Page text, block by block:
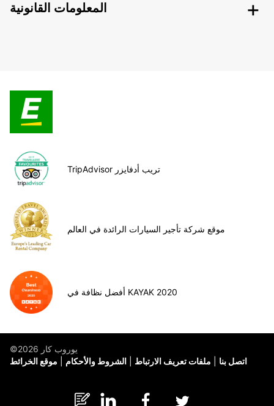
المعلومات القانونية
TripAdvisor تريب أدفايزر
موقع شركة تأجير السيارات الرائدة في العالم
أفضل نظافة في KAYAK 2020
©يوروب كار 2026
موقع الخرائط
الشروط والأحكام ملفات تعريف الارتباط اتصل بنا